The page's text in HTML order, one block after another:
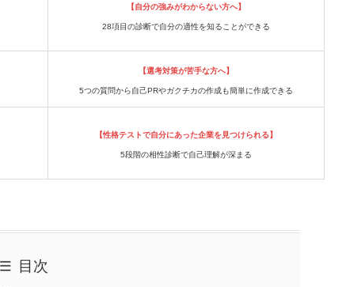
【自分の強みがわからない方へ】
28項目の診断で自分の適性を知ることができる
【選考対策が苦手な方へ】
5つの質問から自己PRやガクチカの作成も簡単に作成できる
【性格テストで自分にあった企業を見つけられる】
5段階の相性診断で自己理解が深まる
目次